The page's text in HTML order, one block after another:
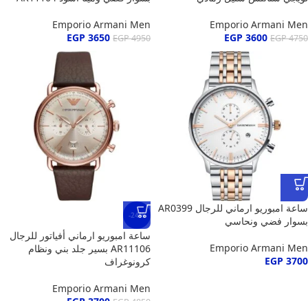
Emporio Armani Men
EGP4750
EGP 3600
Emporio Armani Men
EGP4950
EGP 3650
ساعة امبوريو ارماني للرجال AR0399
بسوار فضي ونحاسي
Emporio Armani Men
EGP 3700
-24%
ساعة امبوريو ارماني أفياتور للرجال
AR11106 بسير جلد بني ونظام
كرونوغراف
Emporio Armani Men